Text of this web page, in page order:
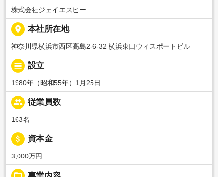
株式会社ジェイエスピー
place 本社所在地
神奈川県横浜市西区高島2-6-32 横浜東口ウィスポートビル
calendar_view_day 設立
1980年（昭和55年）1月25日
people 従業員数
163名
attach_money 資本金
3,000万円